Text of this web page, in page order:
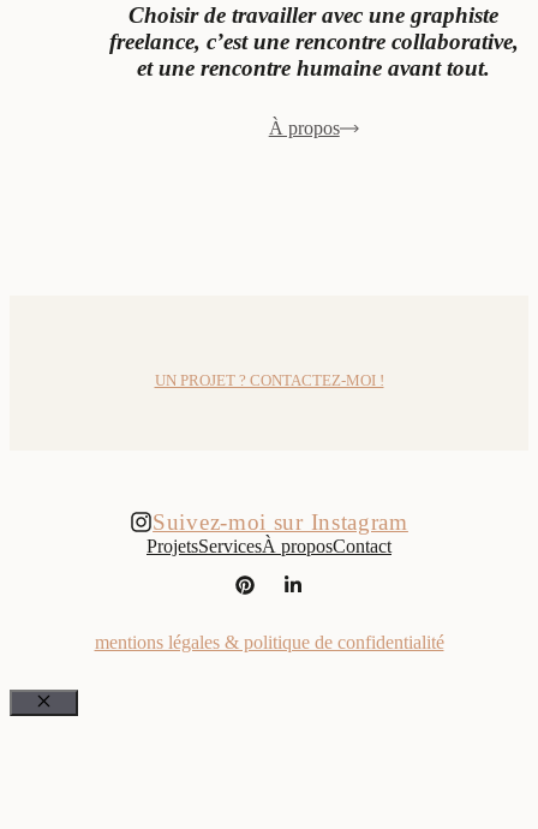
Choisir de travailler avec une graphiste
freelance, c’est une rencontre collaborative,
et une rencontre humaine avant tout.
À propos
UN PROJET ? CONTACTEZ-MOI !
Suivez-moi sur Instagram
ProjetsServicesÀ proposContact
mentions légales & politique de confidentialité
Fermer